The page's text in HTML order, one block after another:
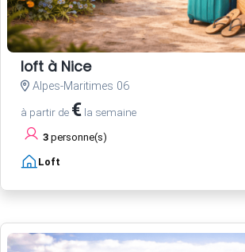
loft à Nice
Alpes-Maritimes 06
à partir de € la semaine
3 personne(s)
Loft